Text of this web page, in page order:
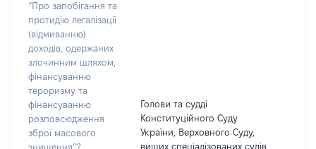
“Про запобігання та
протидію легалізації
(відмиванню)
доходів, одержаних
злочинним шляхом,
фінансуванню
тероризму та
фінансуванню
розповсюдження
зброї масового
знищення”?
Голови та судді
Конституційного Суду
України, Верховного Суду,
вищих спеціалізованих судів